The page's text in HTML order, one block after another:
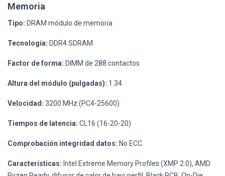
Memoria
Tipo: DRAM módulo de memoria
Tecnología: DDR4 SDRAM
Factor de forma: DIMM de 288 contactos
Altura del módulo (pulgadas): 1.34
Velocidad: 3200 MHz (PC4-25600)
Tiempos de latencia: CL16 (16-20-20)
Comprobación integridad datos: No ECC
Características: Intel Extreme Memory Profiles (XMP 2.0), AMD